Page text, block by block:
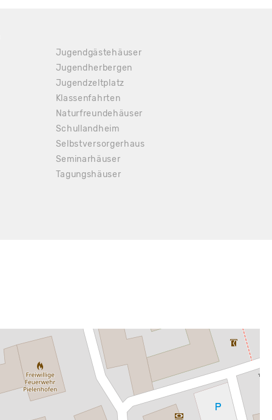
Jugendgästehäuser
Jugendherbergen
Jugendzeltplatz
Klassenfahrten
Naturfreundehäuser
Schullandheim
Selbstversorgerhaus
Seminarhäuser
Tagungshäuser